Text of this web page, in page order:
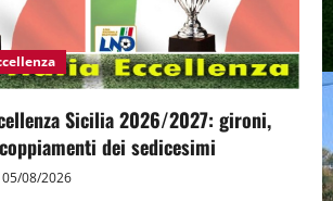
Sicilia 2026/2027: gironi,
dei sedicesimi
05/08/2026